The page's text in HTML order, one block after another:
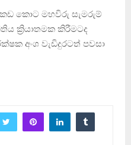
කොට මහවිරු සැමරුම්
ක්‍රියාතමක කිරීමටද
අංශ වැඩිදුරටත් පවසා